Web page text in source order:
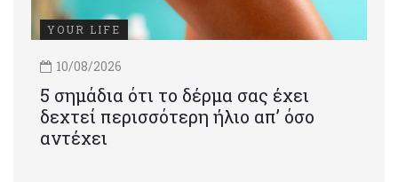
YOUR LIFE
10/08/2026
5 σημάδια ότι το δέρμα σας έχει
δεχτεί περισσότερη ήλιο απ’ όσο
αντέχει